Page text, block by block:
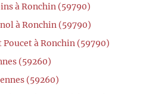
à Ronchin (59790)
à Ronchin (59790)
à Ronchin (59790)
(59260)
(59260)